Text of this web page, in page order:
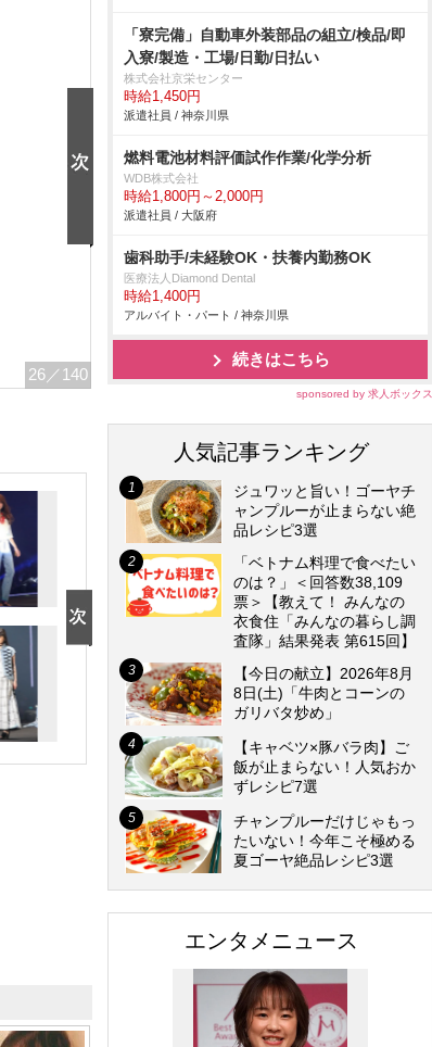
26 ／140
「寮完備」自動車外装部品の組立/検品/即
入寮/製造・工場/日勤/日払い
株式会社京栄センター
時給1,450円
派遣社員 / 神奈川県
燃料電池材料評価試作作業/化学分析
WDB株式会社
時給1,800円～2,000円
派遣社員 / 大阪府
歯科助手/未経験OK・扶養内勤務OK
医療法人Diamond Dental
時給1,400円
アルバイト・パート / 神奈川県
続きはこちら
sponsored by 求人ボックス
人気記事ランキング
ジュワッと旨い！ゴーヤチ
ャンプルーが止まらない絶
品レシピ3選
「ベトナム料理で食べたい
のは？」＜回答数38,109
票＞【教えて！ みんなの
衣食住「みんなの暮らし調
査隊」結果発表 第615回】
【今日の献立】2026年8月
8日(土)「牛肉とコーンの
ガリバタ炒め」
【キャベツ×豚バラ肉】ご
飯が止まらない！人気おか
ずレシピ7選
チャンプルーだけじゃもっ
たいない！今年こそ極める
夏ゴーヤ絶品レシピ3選
エンタメニュース